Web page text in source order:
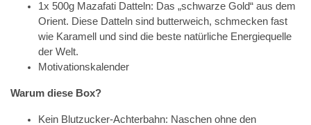
1x 500g Mazafati Datteln: Das „schwarze Gold“ aus dem
Orient. Diese Datteln sind butterweich, schmecken fast
wie Karamell und sind die beste natürliche Energiequelle
der Welt.
Motivationskalender
Warum diese Box?
Kein Blutzucker-Achterbahn: Naschen ohne den